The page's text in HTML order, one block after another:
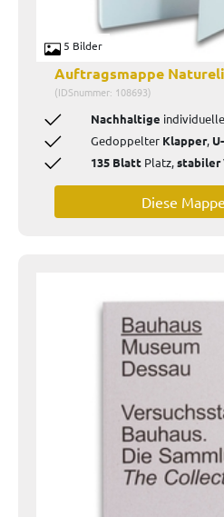
5 Bilder
Auftragsmappe
(IDSnummer: 108693)
Nachhaltige individuelle
Gedoppelter Klapper,
135 Blatt Platz,stabiler
Diese